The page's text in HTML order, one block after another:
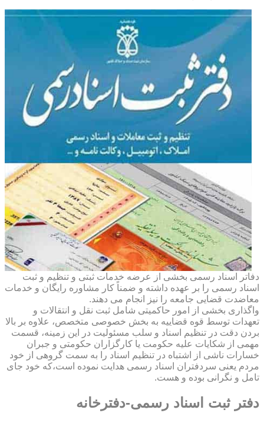
دفاتر اسناد رسمی بخشی از عرضه خدمات ثبتی و تنظیم و ثبت
اسناد رسمی را بر عهده داشته و ضمناً کار مشاوره رایگان و خدمات
معاضدت قضایی جامعه را نیز انجام می دهند.
واگذاری بخشی از امور حاکمیتی شامل ثبت نقل و انتقالات و
تعهدات توسط قوه قضاییه به بخش خصوصی متخصص، علاوه بر بالا
بردن دقت در تنظیم اسناد و سلب مسئولیت در این زمینه، قسمت
مهمی از شکایات علیه حکومت یا کارگزاران حکومتی و جبران
خسارات ناشی از اشتباه در تنظیم اسناد را به سمت گروهی از خود
مردم یعنی سردفتران اسناد رسمی هدایت نموده است،که خود جای
تامل و نگرانی بوده و هست.
دفتر ثبت اسناد رسمی-دفترخانه